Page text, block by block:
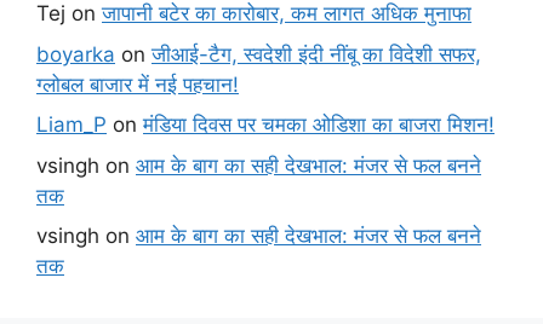
Tej onजापानी बटेर का कारोबार, कम लागत अधिक मुनाफा
boyarka onजीआई-टैग, स्वदेशी इंदी नींबू का विदेशी सफर,
ग्लोबल बाजार में नई पहचान!
Liam_P onमंडिया दिवस पर चमका ओडिशा का बाजरा मिशन!
vsingh on आम के बाग का सही देखभाल: मंजर से फल बनने
तक
vsingh on आम के बाग का सही देखभाल: मंजर से फल बनने
तक